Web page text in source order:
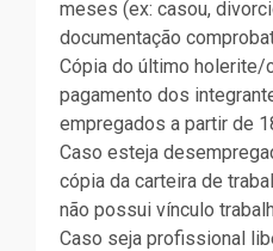
meses (ex: casou,
documentação
Cópia do último holerite/
pagamento dos
empregados a partir de
Caso esteja
cópia da carteira de
não possui vínculo
Caso seja profissional